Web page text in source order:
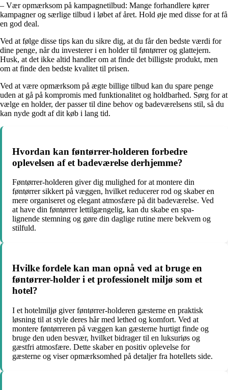
– Vær opmærksom på kampagnetilbud: Mange forhandlere kører
kampagner og særlige tilbud i løbet af året. Hold øje med disse for at få
en god deal.
Ved at følge disse tips kan du sikre dig, at du får den bedste værdi for
dine penge, når du investerer i en holder til føntørrer og glattejern.
Husk, at det ikke altid handler om at finde det billigste produkt, men
om at finde den bedste kvalitet til prisen.
Ved at være opmærksom på ægte billige tilbud kan du spare penge
uden at gå på kompromis med funktionalitet og holdbarhed. Sørg for at
vælge en holder, der passer til dine behov og badeværelsens stil, så du
kan nyde godt af dit køb i lang tid.
Hvordan kan føntørrer-holderen forbedre
oplevelsen af et badeværelse derhjemme?
Føntørrer-holderen giver dig mulighed for at montere din
føntørrer sikkert på væggen, hvilket reducerer rod og skaber en
mere organiseret og elegant atmosfære på dit badeværelse. Ved
at have din føntørrer lettilgængelig, kan du skabe en spa-
lignende stemning og gøre din daglige rutine mere bekvem og
stilfuld.
Hvilke fordele kan man opnå ved at bruge en
føntørrer-holder i et professionelt miljø som et
hotel?
I et hotelmiljø giver føntørrer-holderen gæsterne en praktisk
løsning til at style deres hår med lethed og komfort. Ved at
montere føntørreren på væggen kan gæsterne hurtigt finde og
bruge den uden besvær, hvilket bidrager til en luksuriøs og
gæstfri atmosfære. Dette skaber en positiv oplevelse for
gæsterne og viser opmærksomhed på detaljer fra hotellets side.